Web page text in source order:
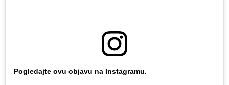
Pogledajte ovu objavu na Instagramu.